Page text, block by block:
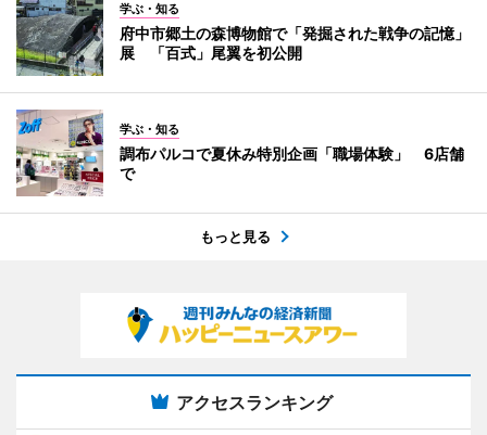
学ぶ・知る
府中市郷土の森博物館で「発掘された戦争の記憶」
展 「百式」尾翼を初公開
学ぶ・知る
調布パルコで夏休み特別企画「職場体験」 6店舗
で
もっと見る
アクセスランキング